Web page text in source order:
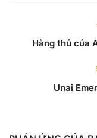
Ngôn ngữ
Hàng thủ của
Unai